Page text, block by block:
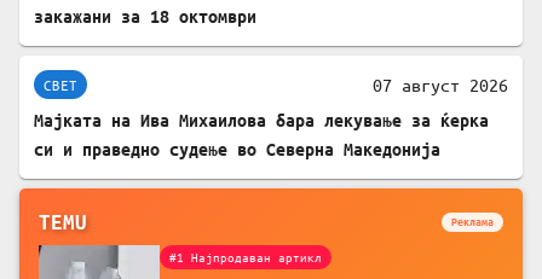
закажани за 18 октомври
СВЕТ 07 август 2026
Мајката на Ива Михаилова бара лекување за ќерка
си и праведно судење во Северна Македонија
TEMU Реклама
#1 Најпродаван артикл